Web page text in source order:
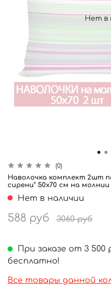
Нет в
(0)
Наволочка комплект 2шт
сирени" 50x70 см на молнии
Нет в наличии
588 руб 3060 руб
При заказе от 3 500
бесплатно!
Все товары данной